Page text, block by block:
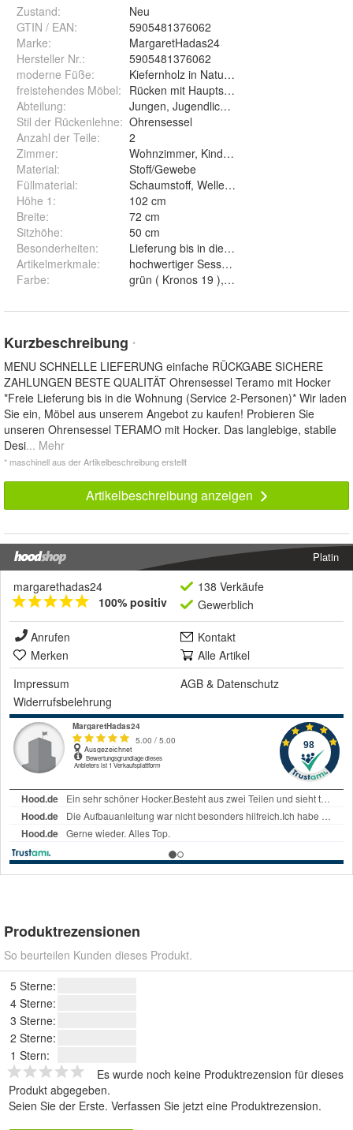
Zustand:
Neu
GTIN / EAN:
5905481376062
Marke:
MargaretHadas24
Hersteller Nr.:
5905481376062
moderne Füße:
Kiefernholz in Naturfarbe
freistehendes Möbel: Rücken mit Hauptstoff gepolstert
Abteilung:
Jungen, Jugendliche, Erwachsene
Stil der Rückenlehne: Ohrensessel
Anzahl der Teile:
2
Zimmer:
Wohnzimmer, Kinderzimmer, Arbeitszimmer
Material:
Stoff/Gewebe
Füllmaterial:
Schaumstoff, Wellenfedern
Höhe 1 :
102 cm
Breite:
72 cm
Sitzhöhe:
50 cm
Besonderheiten:
Lieferung bis in die Wohnung
Artikelmerkmale:
hochwertiger Sessel, designer Sessel, luxus
Farbe:
Kurzbeschreibung *
MENU SCHNELLE LIEFERUNG einfache RÜCKGABE SICHERE
ZAHLUNGEN BESTE QUALITÄT Ohrensessel Teramo mit Hocker
*Freie Lieferung bis in die Wohnung (Service 2-Personen)* Wir laden
Sie ein, Möbel aus unserem Angebot zu kaufen! Probieren Sie
unseren Ohrensessel TERAMO mit Hocker. Das langlebige, stabile
Desi... Mehr
* maschinell aus der Artikelbeschreibung erstellt
Artikelbeschreibung anzeigen
Platin
margarethadas24
100% positiv
138 Verkäufe
Gewerblich
Anrufen
Kontakt
Merken
Alle Artikel
Impressum
AGB & Datenschutz
Widerrufsbelehrung
Produktrezensionen
So beurteilen Kunden dieses Produkt.
5 Sterne:
4 Sterne:
3 Sterne:
2 Sterne:
1 Stern:
Es wurde noch keine Produktrezension für dieses
Produkt abgegeben.
Seien Sie der Erste. Verfassen Sie jetzt eine Produktrezension.